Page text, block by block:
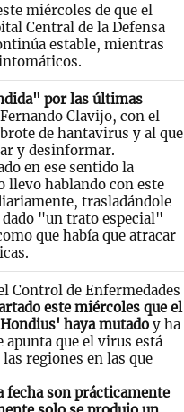
miércoles de que el
Central de la Defensa
estable, mientras
por las últimas
Fernando Clavijo, con el
de hantavirus y al que
y desinformar.
en ese sentido la
hablando con este
trasladándole
"un trato especial"
que había que atracar
Control de Enfermedades
este miércoles que el
haya mutado y ha
que el virus está
regiones en las que
fecha son prácticamente